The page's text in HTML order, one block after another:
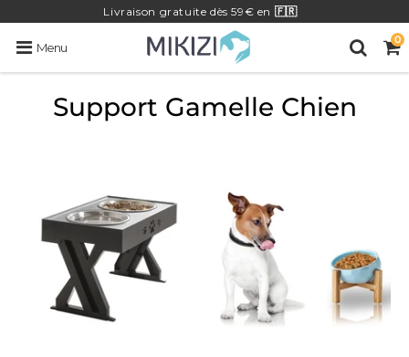
Livraison gratuite dès 59€ en 🇫🇷
Menu
0
Support Gamelle Chien